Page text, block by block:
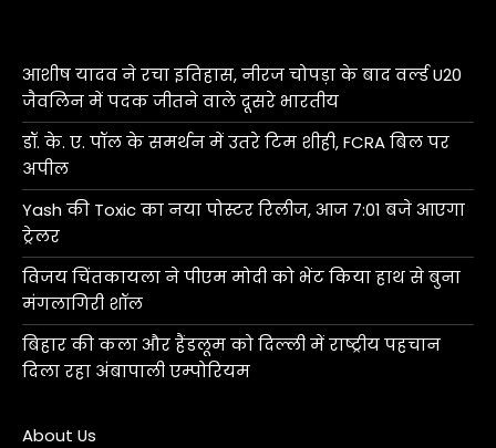
आशीष यादव ने रचा इतिहास, नीरज चोपड़ा के बाद वर्ल्ड U20
जैवलिन में पदक जीतने वाले दूसरे भारतीय
डॉ. के. ए. पॉल के समर्थन में उतरे टिम शीही, FCRA बिल पर
अपील
Yash की Toxic का नया पोस्टर रिलीज, आज 7:01 बजे आएगा
ट्रेलर
विजय चिंतकायला ने पीएम मोदी को भेंट किया हाथ से बुना
मंगलागिरी शॉल
बिहार की कला और हैंडलूम को दिल्ली में राष्ट्रीय पहचान
दिला रहा अंबापाली एम्पोरियम
About Us